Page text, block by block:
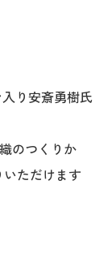
り安斎勇樹氏
のつくりか
ただけます